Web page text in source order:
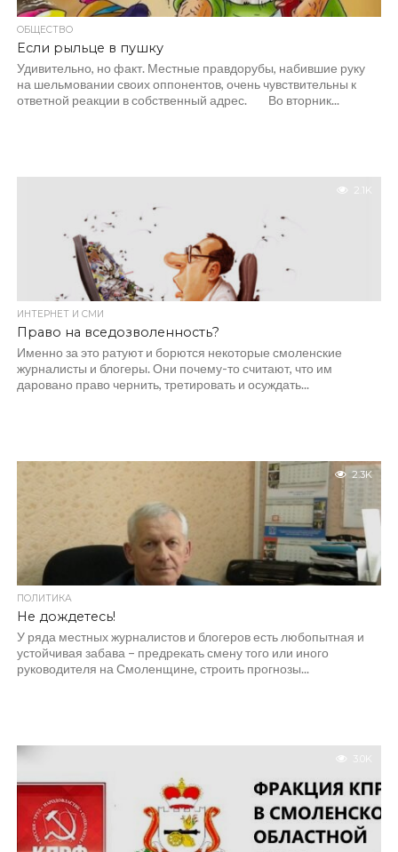
ОБЩЕСТВО
Если рыльце в пушку
Удивительно, но факт. Местные правдорубы, набившие руку
на шельмовании своих оппонентов, очень чувствительны к
ответной реакции в собственный адрес. Во вторник...
2.1K
ИНТЕРНЕТ И СМИ
Право на вседозволенность?
Именно за это ратуют и борются некоторые смоленские
журналисты и блогеры. Они почему-то считают, что им
даровано право чернить, третировать и осуждать...
2.3K
ПОЛИТИКА
Не дождетесь!
У ряда местных журналистов и блогеров есть любопытная и
устойчивая забава – предрекать смену того или иного
руководителя на Смоленщине, строить прогнозы...
3.0K